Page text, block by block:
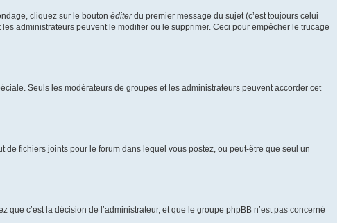
cliquez sur le bouton éditerdu premier message du sujet (c’est toujours celui
administrateurs peuvent le modifier ou le supprimer. Ceci pour empêcher le trucage
Seuls les modérateurs de groupes et les administrateurs peuvent accorder cet
de fichiers joints pour le forum dans lequel vous postez, ou peut-être que seul un
c’est la décision de l’administrateur, et que le groupe phpBB n’est pas concerné